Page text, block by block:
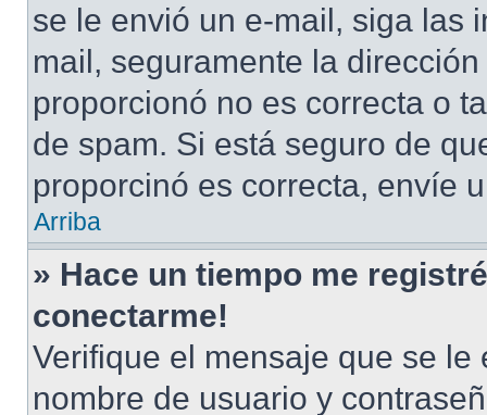
se le envió un e-mail, siga las
mail, seguramente la
proporcionó no es correcta o
de spam. Si está seguro de
proporcinó es correcta, envíe
Arriba
» Hace un tiempo me
conectarme!
Verifique el mensaje que se
nombre de usuario y